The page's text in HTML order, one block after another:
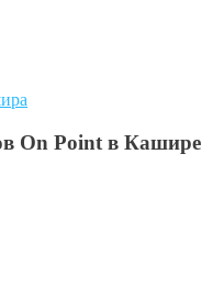
On Point в Кашире